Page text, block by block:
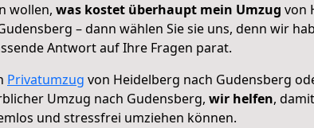
wollen, was kostet überhaupt mein Umzug von
– dann wählen Sie sie uns, denn wir
Antwort auf Ihre Fragen parat.
Privatumzug von Heidelberg nach Gudensberg
Umzug nach Gudensberg, wir helfen,
und stressfrei umziehen können.